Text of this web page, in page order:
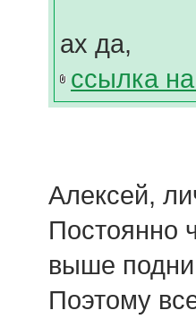
ах да,
ссылка
Алексей,
Постоянно
выше
Поэтому